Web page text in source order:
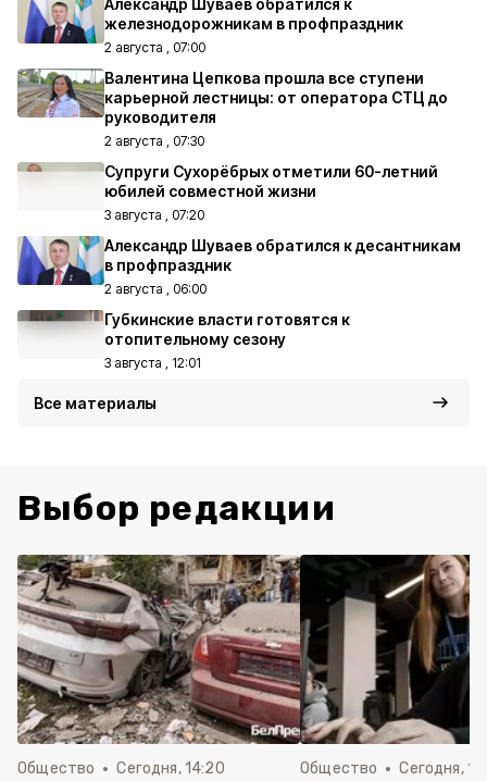
Александр Шуваев обратился к
железнодорожникам в профпраздник
2 августа , 07:00
Валентина Цепкова прошла все ступени
карьерной лестницы: от оператора СТЦ до
руководителя
2 августа , 07:30
Супруги Сухорёбрых отметили 60-летний
юбилей совместной жизни
3 августа , 07:20
Александр Шуваев обратился к десантникам
в профпраздник
2 августа , 06:00
Губкинские власти готовятся к
отопительному сезону
3 августа , 12:01
Все материалы
Выбор редакции
Общество Сегодня, 14:20 Общество Сегодня,